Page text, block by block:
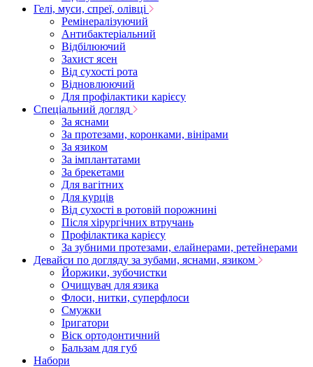
Гелі, муси, спреї, олівці
Ремінералізуючий
Антибактеріальний
Відбілюючий
Захист ясен
Від сухості рота
Відновлюючий
Для профілактики карієсу
Спеціальний догляд
За яснами
За протезами, коронками, вінірами
За язиком
За імплантатами
За брекетами
Для вагітних
Для курців
Від сухості в ротовій порожнині
Після хірургічних втручань
Профілактика карієсу
За зубними протезами, елайнерами, ретейнерами
Девайси по догляду за зубами, яснами, язиком
Йоржики, зубочистки
Очищувач для язика
Флоси, нитки, суперфлоси
Смужки
Іригатори
Віск ортодонтичний
Бальзам для губ
Набори